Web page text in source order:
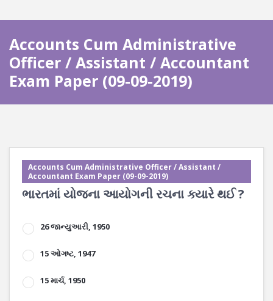
Accounts Cum Administrative
Officer / Assistant / Accountant
Exam Paper (09-09-2019)
Accounts Cum Administrative Officer / Assistant /
Accountant Exam Paper (09-09-2019)
ભારતમાં યોજના આયોગની રચના ક્યારે થઈ ?
26 જાન્યુઆરી, 1950
15 ઓગષ્ટ, 1947
15 માર્ચ, 1950